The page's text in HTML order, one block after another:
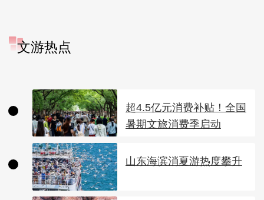
文游热点
超4.5亿元消费补贴！全国
暑期文旅消费季启动
山东海滨消夏游热度攀升